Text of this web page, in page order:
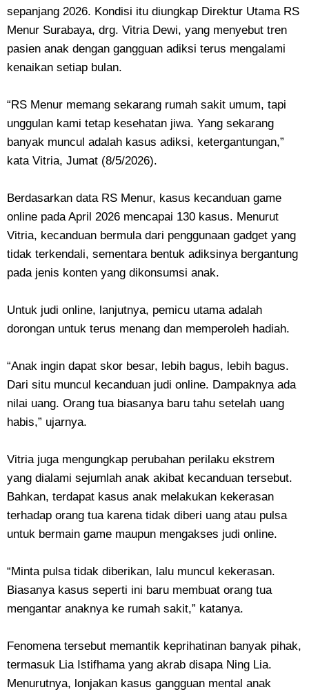
sepanjang 2026. Kondisi itu diungkap Direktur Utama RS
Menur Surabaya, drg. Vitria Dewi, yang menyebut tren
pasien anak dengan gangguan adiksi terus mengalami
kenaikan setiap bulan.
“RS Menur memang sekarang rumah sakit umum, tapi
unggulan kami tetap kesehatan jiwa. Yang sekarang
banyak muncul adalah kasus adiksi, ketergantungan,”
kata Vitria, Jumat (8/5/2026).
Berdasarkan data RS Menur, kasus kecanduan game
online pada April 2026 mencapai 130 kasus. Menurut
Vitria, kecanduan bermula dari penggunaan gadget yang
tidak terkendali, sementara bentuk adiksinya bergantung
pada jenis konten yang dikonsumsi anak.
Untuk judi online, lanjutnya, pemicu utama adalah
dorongan untuk terus menang dan memperoleh hadiah.
“Anak ingin dapat skor besar, lebih bagus, lebih bagus.
Dari situ muncul kecanduan judi online. Dampaknya ada
nilai uang. Orang tua biasanya baru tahu setelah uang
habis,” ujarnya.
Vitria juga mengungkap perubahan perilaku ekstrem
yang dialami sejumlah anak akibat kecanduan tersebut.
Bahkan, terdapat kasus anak melakukan kekerasan
terhadap orang tua karena tidak diberi uang atau pulsa
untuk bermain game maupun mengakses judi online.
“Minta pulsa tidak diberikan, lalu muncul kekerasan.
Biasanya kasus seperti ini baru membuat orang tua
mengantar anaknya ke rumah sakit,” katanya.
Fenomena tersebut memantik keprihatinan banyak pihak,
termasuk Lia Istifhama yang akrab disapa Ning Lia.
Menurutnya, lonjakan kasus gangguan mental anak